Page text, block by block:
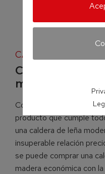
CALDERA PARA LEÑA
Caldera de
madera de 20 a
Con la S3 Turbo, Froling
producto que cumple
una caldera de leña
insuperable relación
se puede comprar una
madera económica con